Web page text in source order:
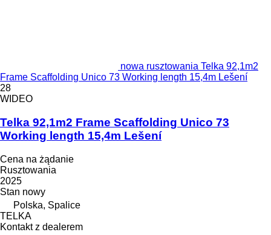
nowa rusztowania Telka 92,1m2
Frame Scaffolding Unico 73 Working length 15,4m Lešení
28
WIDEO
Telka 92,1m2 Frame Scaffolding Unico 73
Working length 15,4m Lešení
Cena na żądanie
Rusztowania
2025
Stan nowy
Polska, Spalice
TELKA
Kontakt z dealerem